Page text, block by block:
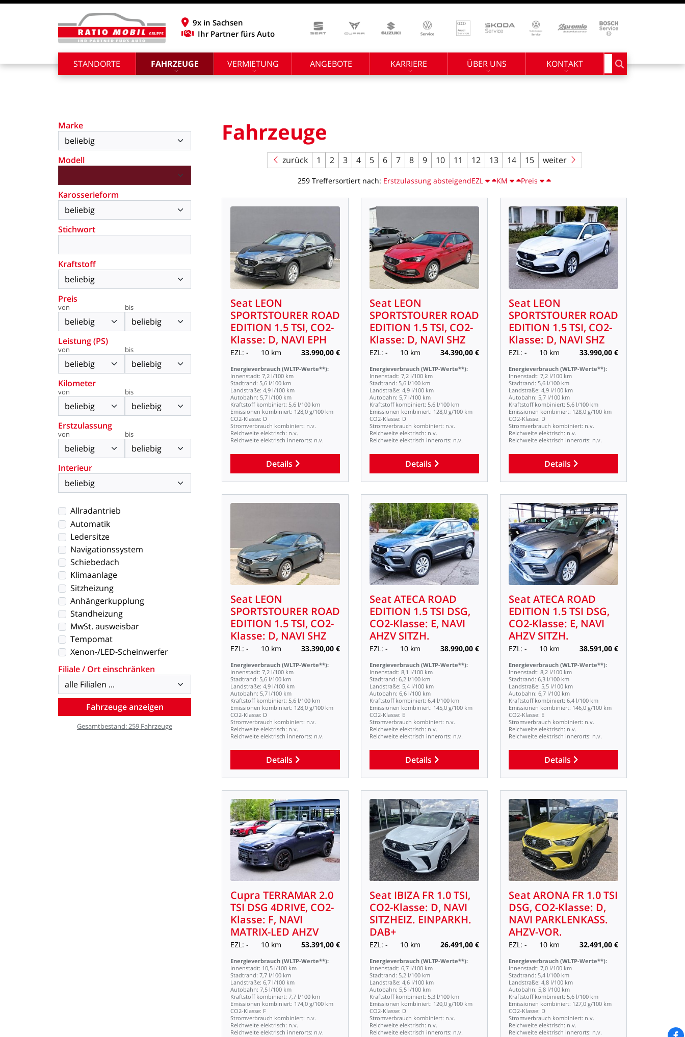
9x in Sachsen
Ihr Partner fürs Auto
STANDORTE FAHRZEUGE VERMIETUNG ANGEBOTE KARRIERE ÜBER UNS KONTAKT Suchbegriff
Marke
Modell
Karosserieform
Stichwort
Kraftstoff
Preis
von bis
Leistung (PS)
von bis
Kilometer
von bis
Erstzulassung
von bis
Interieur
Allradantrieb
Automatik
Ledersitze
Navigationssystem
Schiebedach
Klimaanlage
Sitzheizung
Anhängerkupplung
Standheizung
MwSt. ausweisbar
Tempomat
Xenon-/LED-Scheinwerfer
Filiale / Ort einschränken
Gesamtbestand:259 Fahrzeuge
Fahrzeuge
zurück 1 2 3 4 5 6 7 8 9 10 11 12 13 14 15 weiter
259 Treffersortiert nach: Erstzulassung absteigendEZL KM Preis
Seat LEON
SPORTSTOURER ROAD
EDITION 1.5TSI, CO2-
Klasse: D, NAVI EPH
EZL: - 10 km 33.990,00 €
Energieverbrauch (WLTP-Werte**):
Innenstadt: 7,2 l/100 km
Stadtrand: 5,6 l/100 km
Landstraße: 4,9 l/100 km
Autobahn: 5,7 l/100 km
Kraftstoff kombiniert: 5,6 l/100 km
Emissionen kombiniert: 128,0 g/100 km
CO2-Klasse: D
Stromverbrauch kombiniert: n.v.
Reichweite elektrisch: n.v.
Reichweite elektrisch innerorts: n.v.
Details
Seat LEON
SPORTSTOURER ROAD
EDITION 1.5TSI, CO2-
Klasse: D, NAVI SHZ
EZL: - 10 km 34.390,00 €
Energieverbrauch (WLTP-Werte**):
Innenstadt: 7,2 l/100 km
Stadtrand: 5,6 l/100 km
Landstraße: 4,9 l/100 km
Autobahn: 5,7 l/100 km
Kraftstoff kombiniert: 5,6 l/100 km
Emissionen kombiniert: 128,0 g/100 km
CO2-Klasse: D
Stromverbrauch kombiniert: n.v.
Reichweite elektrisch: n.v.
Reichweite elektrisch innerorts: n.v.
Details
Seat LEON
SPORTSTOURER ROAD
EDITION 1.5TSI, CO2-
Klasse: D, NAVI SHZ
EZL: - 10 km 33.990,00 €
Energieverbrauch (WLTP-Werte**):
Innenstadt: 7,2 l/100 km
Stadtrand: 5,6 l/100 km
Landstraße: 4,9 l/100 km
Autobahn: 5,7 l/100 km
Kraftstoff kombiniert: 5,6 l/100 km
Emissionen kombiniert: 128,0 g/100 km
CO2-Klasse: D
Stromverbrauch kombiniert: n.v.
Reichweite elektrisch: n.v.
Reichweite elektrisch innerorts: n.v.
Details
Seat LEON
SPORTSTOURER ROAD
EDITION 1.5TSI, CO2-
Klasse: D, NAVI SHZ
EZL: - 10 km 33.390,00 €
Energieverbrauch (WLTP-Werte**):
Innenstadt: 7,2 l/100 km
Stadtrand: 5,6 l/100 km
Landstraße: 4,9 l/100 km
Autobahn: 5,7 l/100 km
Kraftstoff kombiniert: 5,6 l/100 km
Emissionen kombiniert: 128,0 g/100 km
CO2-Klasse: D
Stromverbrauch kombiniert: n.v.
Reichweite elektrisch: n.v.
Reichweite elektrisch innerorts: n.v.
Details
SeatATECA ROAD
EDITION 1.5TSI DSG,
CO2-Klasse: E, NAVI
AHZV SITZH.
EZL: - 10 km 38.990,00 €
Energieverbrauch (WLTP-Werte**):
Innenstadt: 8,1 l/100 km
Stadtrand: 6,2 l/100 km
Landstraße: 5,4 l/100 km
Autobahn: 6,6 l/100 km
Kraftstoff kombiniert: 6,4 l/100 km
Emissionen kombiniert: 145,0 g/100 km
CO2-Klasse: E
Stromverbrauch kombiniert: n.v.
Reichweite elektrisch: n.v.
Reichweite elektrisch innerorts: n.v.
Details
SeatATECA ROAD
EDITION 1.5TSI DSG,
CO2-Klasse: E, NAVI
AHZV SITZH.
EZL: - 10 km 38.591,00 €
Energieverbrauch (WLTP-Werte**):
Innenstadt: 8,2 l/100 km
Stadtrand: 6,3 l/100 km
Landstraße: 5,5 l/100 km
Autobahn: 6,7 l/100 km
Kraftstoff kombiniert: 6,4 l/100 km
Emissionen kombiniert: 146,0 g/100 km
CO2-Klasse: E
Stromverbrauch kombiniert: n.v.
Reichweite elektrisch: n.v.
Reichweite elektrisch innerorts: n.v.
Details
Cupra TERRAMAR2.0
TSI DSG 4DRIVE, CO2-
Klasse: F, NAVI
MATRIX-LED AHZV
EZL: - 10 km 53.391,00 €
Energieverbrauch (WLTP-Werte**):
Innenstadt: 10,5 l/100 km
Stadtrand: 7,7 l/100 km
Landstraße: 6,7 l/100 km
Autobahn: 7,5 l/100 km
Kraftstoff kombiniert: 7,7 l/100 km
Emissionen kombiniert: 174,0 g/100 km
CO2-Klasse: F
Stromverbrauch kombiniert: n.v.
Reichweite elektrisch: n.v.
Reichweite elektrisch innerorts: n.v.
Seat IBIZA FR 1.0TSI,
CO2-Klasse: D, NAVI
SITZHEIZ. EINPARKH.
DAB+
EZL: - 10 km 26.491,00 €
Energieverbrauch (WLTP-Werte**):
Innenstadt: 6,7 l/100 km
Stadtrand: 5,2 l/100 km
Landstraße: 4,6 l/100 km
Autobahn: 5,5 l/100 km
Kraftstoff kombiniert: 5,3 l/100 km
Emissionen kombiniert: 120,0 g/100 km
CO2-Klasse: D
Stromverbrauch kombiniert: n.v.
Reichweite elektrisch: n.v.
Reichweite elektrisch innerorts: n.v.
SeatARONA FR 1.0TSI
DSG, CO2-Klasse: D,
NAVI PARKLENKASS.
AHZV-VOR.
EZL: - 10 km 32.491,00 €
Energieverbrauch (WLTP-Werte**):
Innenstadt: 7,0 l/100 km
Stadtrand: 5,4 l/100 km
Landstraße: 4,8 l/100 km
Autobahn: 5,8 l/100 km
Kraftstoff kombiniert: 5,6 l/100 km
Emissionen kombiniert: 127,0 g/100 km
CO2-Klasse: D
Stromverbrauch kombiniert: n.v.
Reichweite elektrisch: n.v.
Reichweite elektrisch innerorts: n.v.